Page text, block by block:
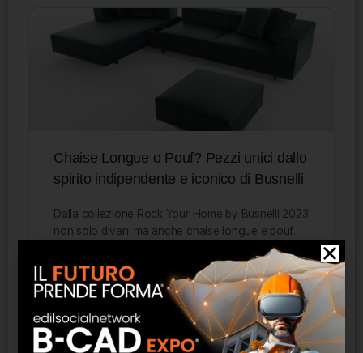
Chaise Longue o Pouf? Pezzi unici dallo
spirito indipendente e iconico di Busnelli
Dalla collezione Rock Your Home by Busnelli 2023
non solo divani ma anche chaise longue e pouf.
Molteplici le combinazioni realizzabili grazie alla
facilità con…
15 Giugno 2023
0